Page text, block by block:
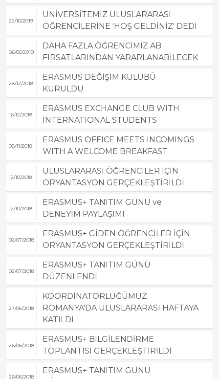
22/10/2019
ÜNİVERSİTEMİZ ULUSLARARASI
ÖĞRENCİLERİNE 'HOŞ GELDİNİZ' DEDİ
06/05/2019
DAHA FAZLA ÖĞRENCİMİZ AB
FIRSATLARINDAN YARARLANABİLECEK
28/12/2018
ERASMUS DEĞİŞİM KULÜBÜ
KURULDU
16/12/2018
ERASMUS EXCHANGE CLUB WITH
INTERNATIONAL STUDENTS
08/11/2018
ERASMUS OFFICE MEETS INCOMINGS
WITH A WELCOME BREAKFAST
12/10/2018
ULUSLARARASI ÖĞRENCİLER İÇİN
ORYANTASYON GERÇEKLEŞTİRİLDİ
12/10/2018
ERASMUS+ TANITIM GÜNÜ ve
DENEYİM PAYLAŞIMI
02/07/2018
ERASMUS+ GİDEN ÖĞRENCİLER İÇİN
ORYANTASYON GERÇEKLEŞTİRİLDİ
02/07/2018
ERASMUS+ TANITIM GÜNÜ
DÜZENLENDİ
27/06/2018
KOORDİNATORLÜĞÜMÜZ
ROMANYA'DA ULUSLARARASI HAFTAYA
KATILDI
26/06/2018
ERASMUS+ BİLGİLENDİRME
TOPLANTISI GERÇEKLEŞTİRİLDİ
26/06/2018
ERASMUS+ TANITIM GÜNÜ